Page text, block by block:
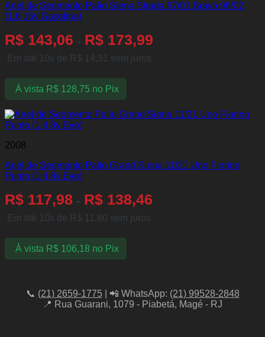
Anel de Segmento Palio Siena Strada 97/01 Brava 98/02
(1.6 16v Gasolina)
R$ 143,06 - R$ 173,99
Em até 10x de R$ 14,31 sem juros
À vista R$128,75 no Pix
2008
Anel de Segmento Palio Grand Siena 11/21 Uno Fiorino
Punto (1.4 8v Evo)
R$ 117,98 - R$ 138,46
Em até 10x de R$ 11,80 sem juros
À vista R$106,18 no Pix
📞 (21) 2659-1775| 📲 WhatsApp: (21) 99528-2848
📍 Rua Guarani, 1079 - Piabetá, Magé - RJ